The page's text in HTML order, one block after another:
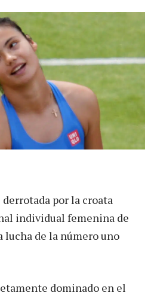
por la croata
individual femenina de
lucha de la número uno
dominado en el